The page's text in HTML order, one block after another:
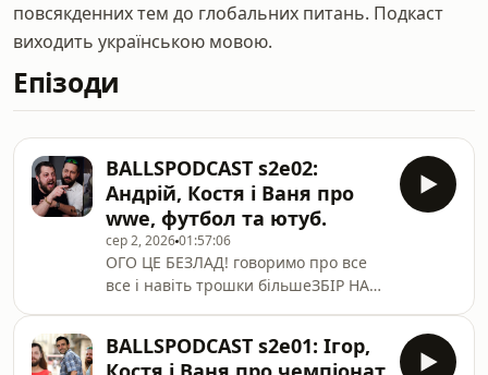
повсякденних тем до глобальних питань. Подкаст
виходить українською мовою.
Епізоди
BALLSPODCAST s2e02:
Андрій, Костя і Ваня про
wwe, футбол та ютуб.
сер 2, 202601:57:06
ОГО ЦЕ БЕЗЛАД! говоримо про все
все і навіть трошки більшеЗБІР НА
https://www.instagram.com/ballsballsballspodcast/
BALLSPODCAST s2e01: Ігор,